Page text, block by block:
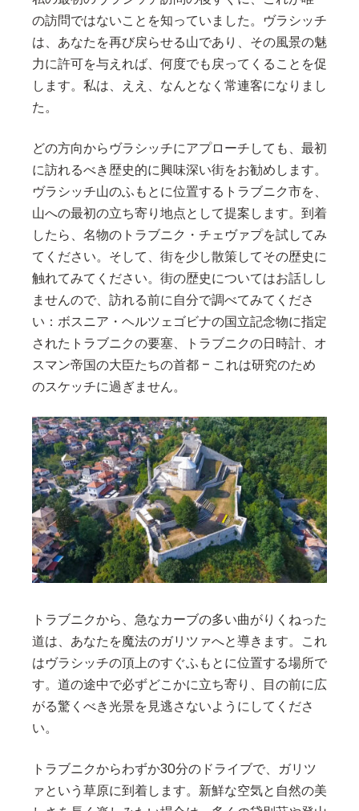
の訪問ではないことを知っていました。ヴラシッチ
は、あなたを再び戻らせる山であり、その風景の魅
力に許可を与えれば、何度でも戻ってくることを促
します。私は、ええ、なんとなく常連客になりまし
た。
どの方向からヴラシッチにアプローチしても、最初
に訪れるべき歴史的に興味深い街をお勧めします。
ヴラシッチ山のふもとに位置するトラブニク市を、
山への最初の立ち寄り地点として提案します。到着
したら、名物のトラブニク・チェヴァプを試してみ
てください。そして、街を少し散策してその歴史に
触れてみてください。街の歴史についてはお話しし
ませんので、訪れる前に自分で調べてみてくださ
い：ボスニア・ヘルツェゴビナの国立記念物に指定
されたトラブニクの要塞、トラブニクの日時計、オ
スマン帝国の大臣たちの首都 – これは研究のため
のスケッチに過ぎません。
トラブニクから、急なカーブの多い曲がりくねった
道は、あなたを魔法のガリツァへと導きます。これ
はヴラシッチの頂上のすぐふもとに位置する場所で
す。道の途中で必ずどこかに立ち寄り、目の前に広
がる驚くべき光景を見逃さないようにしてくださ
い。
トラブニクからわずか30分のドライブで、ガリツ
ァという草原に到着します。新鮮な空気と自然の美